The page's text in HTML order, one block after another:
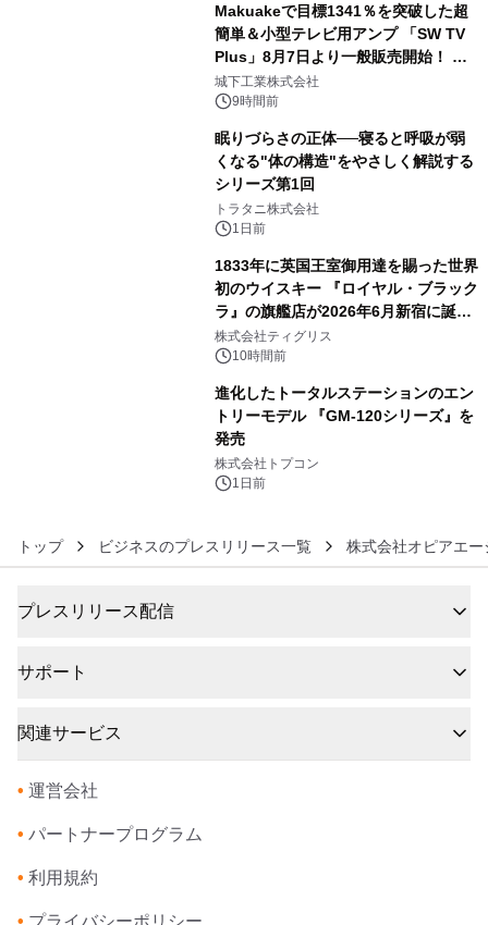
Makuakeで目標1341％を突破した超
簡単＆小型テレビ用アンプ 「SW TV
Plus」8月7日より一般販売開始！ ケ
ーブル1本つなぐだけ、テレビの音が
ぐっと豊かに
城下工業株式会社
9時間前
眠りづらさの正体──寝ると呼吸が弱
くなる"体の構造"をやさしく解説する
シリーズ第1回
トラタニ株式会社
1日前
1833年に英国王室御用達を賜った世界
初のウイスキー 『ロイヤル・ブラック
ラ』の旗艦店が2026年6月新宿に誕
生 バカルディ ジャパンと連携した
没入型バー「BAR Arca」
株式会社ティグリス
10時間前
進化したトータルステーションのエン
トリーモデル 『GM-120シリーズ』を
発売
株式会社トプコン
1日前
トップ ビジネスのプレスリリース一覧 株式会社オピアエー
プレスリリース配信
サポート
関連サービス
• 運営会社
• パートナープログラム
• 利用規約
• プライバシーポリシー